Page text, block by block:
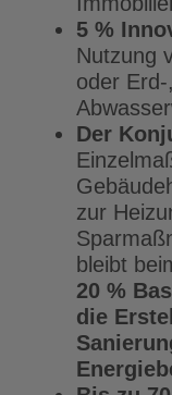
5 %
Nutzung
oder
Der
zur
bleibt
20 %
die